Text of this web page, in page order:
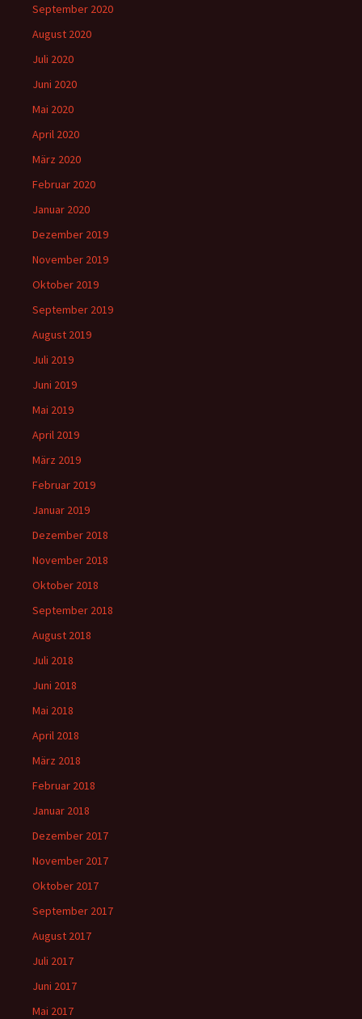
September 2020
August 2020
Juli 2020
Juni 2020
Mai 2020
April 2020
März 2020
Februar 2020
Januar 2020
Dezember 2019
November 2019
Oktober 2019
September 2019
August 2019
Juli 2019
Juni 2019
Mai 2019
April 2019
März 2019
Februar 2019
Januar 2019
Dezember 2018
November 2018
Oktober 2018
September 2018
August 2018
Juli 2018
Juni 2018
Mai 2018
April 2018
März 2018
Februar 2018
Januar 2018
Dezember 2017
November 2017
Oktober 2017
September 2017
August 2017
Juli 2017
Juni 2017
Mai 2017